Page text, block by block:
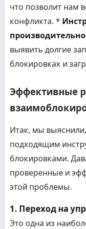
что позволит нам
конфликта. *
выявить долгие
блокировках и
Эффективные
Итак, мы
подходящим
блокировками.
проверенные и
этой проблемы.
1. Переход на
Это одна из